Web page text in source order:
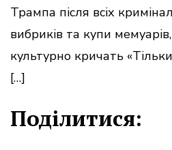
Трампа після всіх
вибриків та купи
культурно кричать
[…]
Поділитися: